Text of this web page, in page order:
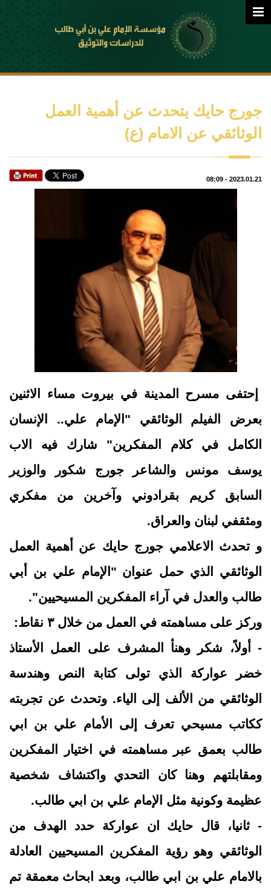
جورج حايك يتحدث عن أهمية العمل
الوثائقي عن الامام (ع)
2023.01.21
-
08:09
إحتفى مسرح المدينة في بيروت مساء الاثنين
بعرض الفيلم الوثائقي "الإمام علي.. الإنسان
الكامل في كلام المفكرين" شارك فيه الاب
يوسف مونس والشاعر جورج شكور والوزير
السابق كريم بقرادوني وآخرين من مفكري
ومثقفي لبنان والعراق.
و تحدث الاعلامي جورج حايك عن أهمية العمل
الوثائقي الذي حمل عنوان "الإمام علي بن أبي
طالب والعدل في آراء المفكرين المسيحيين".
وركز على مساهمته في العمل من خلال ٣ نقاط:
- أولاً، شكر وهنأ المشرف على العمل الأستاذ
خضر عواركة الذي تولى كتابة النص وهندسة
الوثائقي من الألف إلى الياء. وتحدث عن تجربته
ككاتب مسيحي تعرف إلى الأمام علي بن ابي
طالب بعمق عبر مساهمته في اختيار المفكرين
ومقابلتهم وهنا كان التحدي واكتشاف شخصية
عظيمة وكونية مثل الإمام علي بن ابي طالب.
- ثانيا، قال حايك ان عواركة حدد الهدف من
الوثائقي وهو رؤية المفكرين المسيحيين العادلة
بالامام علي بن ابي طالب، وبعد ابحاث معمقة تم